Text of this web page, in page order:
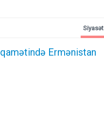
Ermənistan
Siyasət